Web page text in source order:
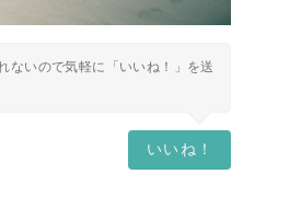
ないので気軽に「いいね！」を送
いいね！